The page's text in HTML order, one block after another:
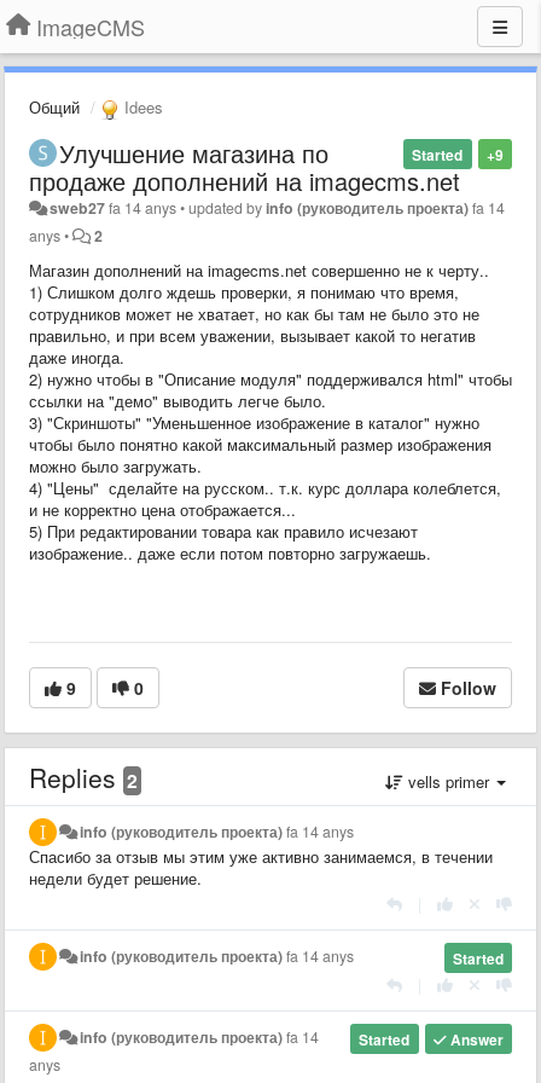
ImageCMS
Общий Idees
+9
Started
Улучшение магазина по
продаже дополнений на imagecms.net
sweb27fa 14 anys•updated byinfo (руководитель проекта)fa 14
anys• 2
Магазин дополнений на imagecms.net совершенно не к черту..
1) Слишком долго ждешь проверки, я понимаю что время,
сотрудников может не хватает, но как бы там не было это не
правильно, и при всем уважении, вызывает какой то негатив
даже иногда.
2) нужно чтобы в "Описание модуля" поддерживался html" чтобы
ссылки на "демо" выводить легче было.
3) "Скриншоты" "Уменьшенное изображение в каталог" нужно
чтобы было понятно какой максимальный размер изображения
можно было загружать.
4) "Цены" сделайте на русском.. т.к. курс доллара колеблется,
и не корректно цена отображается...
5) При редактировании товара как правило исчезают
изображение.. даже если потом повторно загружаешь.
9 0 Follow
Replies 2 vells primer
info (руководитель проекта)fa 14 anys
Спасибо за отзыв мы этим уже активно занимаемся, в течении
недели будет решение.
Started
info (руководитель проекта)fa 14 anys
Answer
Started
info (руководитель проекта)fa 14
anys